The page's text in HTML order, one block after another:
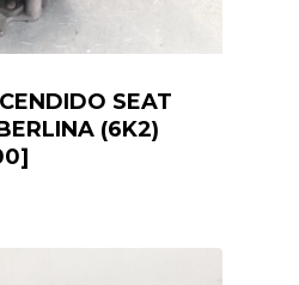
SEAT
(6K2)